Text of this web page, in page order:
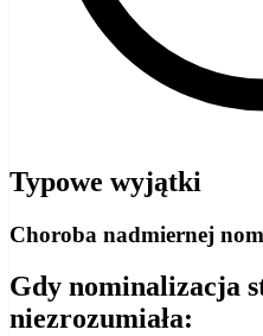
Typowe wyjątki
Choroba nadmiernej
Gdy nominalizacja
niezrozumiała: